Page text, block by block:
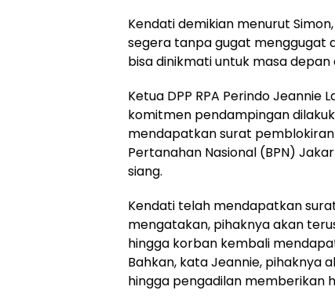
Kendati demikian menurut
segera tanpa gugat menggugat
bisa dinikmati untuk masa
Ketua DPP RPA Perindo Jeannie
komitmen pendampingan
mendapatkan surat
Pertanahan Nasional (BPN)
siang.
Kendati telah mendapatkan
mengatakan, pihaknya akan
hingga korban kembali
Bahkan, kata Jeannie, pihaknya
hingga pengadilan memberikan